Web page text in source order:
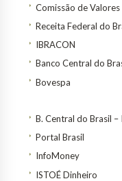
Comissão de
Receita Federal do
IBRACON
Banco Central do
Bovespa
B. Central do Brasil
Portal Brasil
InfoMoney
ISTOÉ Dinheiro